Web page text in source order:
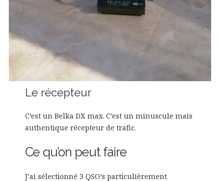
Le récepteur
C’est un Belka DX max. C’est un minuscule mais
authentique récepteur de trafic.
Ce qu’on peut faire
J’ai sélectionné 3 QSO’s particulièrement